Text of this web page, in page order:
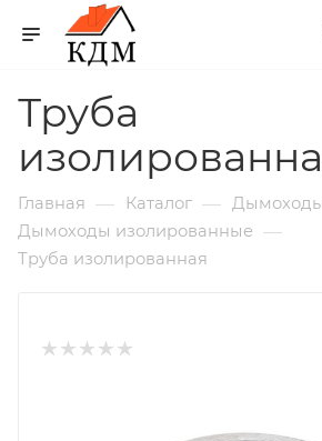
Труба
Главная — Каталог —
Дымоходы изолированные —
Труба изолированная